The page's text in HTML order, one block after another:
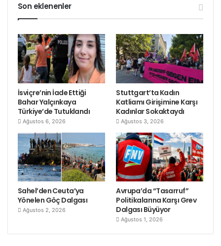
Son eklenenler
İsviçre’nin İade Ettiği
Bahar Yalçınkaya
Türkiye’de Tutuklandı
Ağustos 6, 2026
Stuttgart’ta Kadın
Katliamı Girişimine Karşı
Kadınlar Sokaktaydı
Ağustos 3, 2026
Sahel’den Ceuta’ya
Yönelen Göç Dalgası
Ağustos 2, 2026
Avrupa’da “Tasarruf”
Politikalarına Karşı Grev
Dalgası Büyüyor
Ağustos 1, 2026